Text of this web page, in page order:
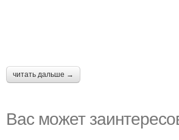
читать дальше →
Вас может